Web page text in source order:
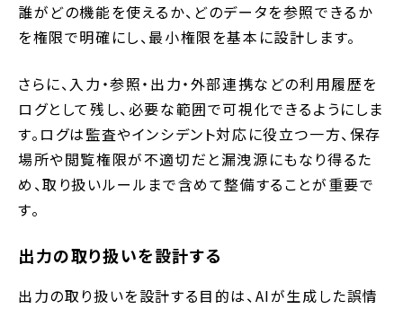
誰がどの機能を使えるか、どのデータを参照できるか
を権限で明確にし、最小権限を基本に設計します。
さらに、入力・参照・出力・外部連携などの利用履歴を
ログとして残し、必要な範囲で可視化できるようにしま
す。ログは監査やインシデント対応に役立つ一方、保存
場所や閲覧権限が不適切だと漏洩源にもなり得るた
め、取り扱いルールまで含めて整備することが重要で
す。
出力の取り扱いを設計する
出力の取り扱いを設計する目的は、AIが生成した誤情